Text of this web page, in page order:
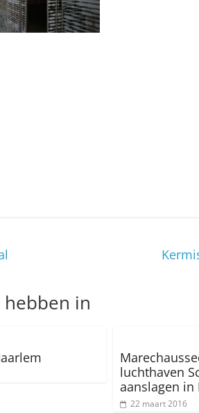
hebben in
luchthaven
aanslagen in
22 maart 2016